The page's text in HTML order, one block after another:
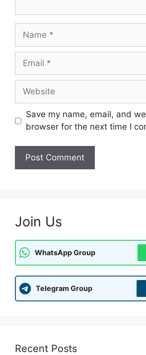
Name
Email
Website
Save my name, email, and
browser for the next time I
Join Us
WhatsApp Group
Telegram Group
Recent Posts